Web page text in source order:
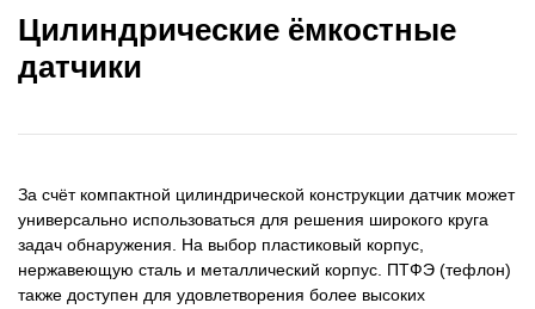
Цилиндрические ёмкостные
датчики
За счёт компактной цилиндрической конструкции датчик может
универсально использоваться для решения широкого круга
задач обнаружения. На выбор пластиковый корпус,
нержавеющую сталь и металлический корпус. ПТФЭ (тефлон)
также доступен для удовлетворения более высоких